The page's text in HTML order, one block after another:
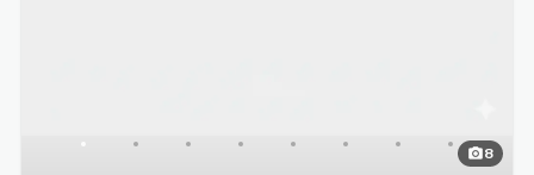
photo_camera8